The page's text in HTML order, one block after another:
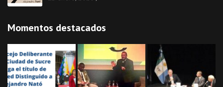
Momentos destacados